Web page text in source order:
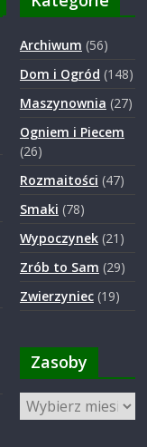
Archiwum (56)
Dom i Ogród (148)
Maszynownia (27)
Ogniem i Piecem
(26)
Rozmaitości (47)
Smaki (78)
Wypoczynek(21)
Zrób to Sam (29)
Zwierzyniec(19)
Zasoby
Zasoby